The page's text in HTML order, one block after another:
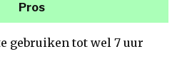
Pros
gebruiken tot wel 7 uur